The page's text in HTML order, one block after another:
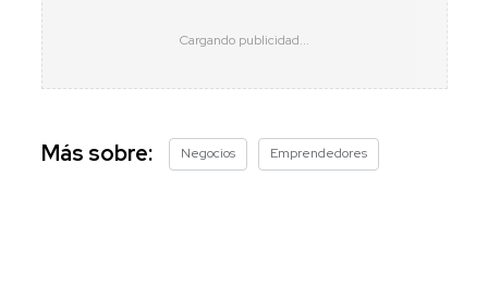
Más sobre: Negocios Emprendedores